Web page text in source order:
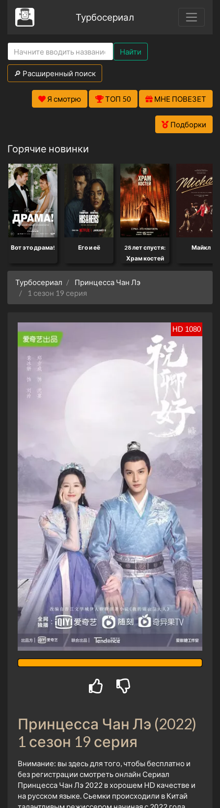
Турбосериал
Найти
🔎 Расширенный поиск
Я смотрю ТОП 50 МНЕ ПОВЕЗЕТ
Подборки
Горячие новинки
Вот это драма! Его и её
28 лет спустя:
Храм костей
Майкл
Турбосериал
Принцесса Чан Лэ
1 сезон 19 серия
HD 1080
Принцесса Чан Лэ (2022)
1 сезон 19 серия
Внимание: вы здесь для того, чтобы бесплатно и
без регистрации смотреть онлайн Сериал
Принцесса Чан Лэ 2022 в хорошем HD качестве и
на русском языке. Сьемки происходили в Китай